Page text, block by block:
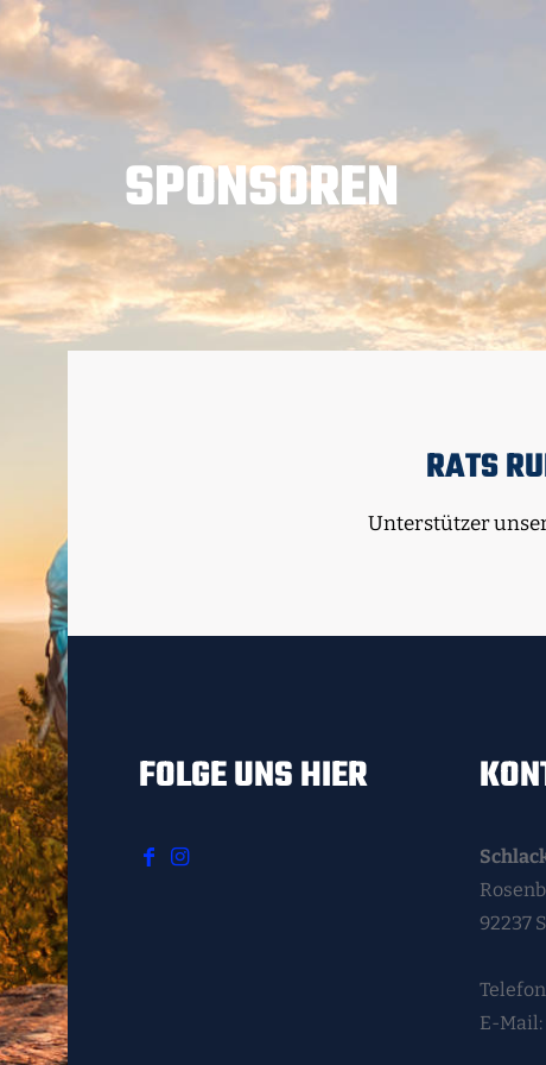
SPONSOREN
RATS
Unterstützer
FOLGE UNS HIER
92237
E-